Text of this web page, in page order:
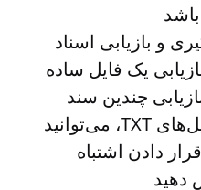
و بازیابی اسناد
یک فایل ساده
چندین سند
TXT است. با ادغام فایل‌های TXT، می‌توانید
دادن اشتباه
دهید